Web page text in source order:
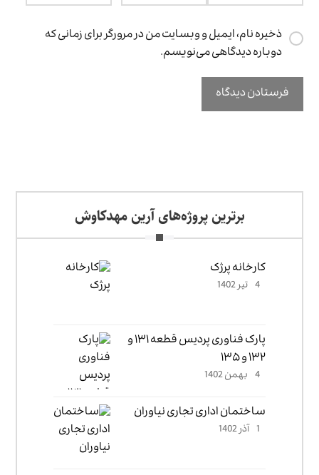
ذخیره نام، ایمیل و وبسایت من در مرورگر برای زمانی که
دوباره دیدگاهی می‌نویسم.
برترین پروژه‌های آرین مهدکاوش
کارخانه پرژک
4 تیر 1402
پارک فناوری پردیس قطعه ۱۳۱ و
۱۳۲ و ۱۳۵
4 بهمن 1402
ساختمان اداری تجاری نیاوران
1 آذر 1402